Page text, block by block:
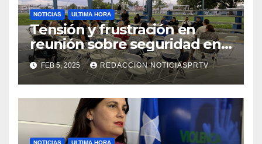
NOTICIAS ULTIMA HORA
Tensión y frustración en
reunión sobre seguridad en
Reparto Metropolitano
FEB 5, 2025 REDACCION NOTICIASPRTV
NOTICIAS ULTIMA HORA